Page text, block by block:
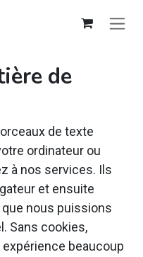
de
de texte
ordinateur ou
à nos services. Ils
et ensuite
nous puissions
Sans cookies,
beaucoup